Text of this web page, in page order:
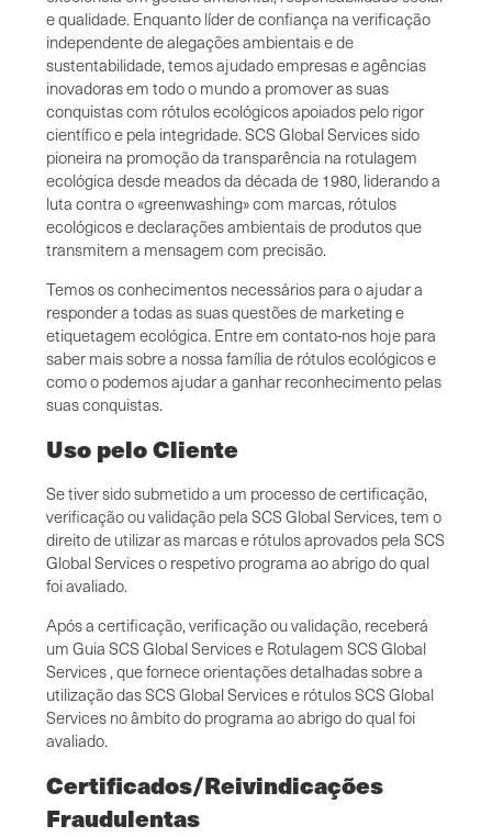
e qualidade. Enquanto líder de confiança na verificação
independente de alegações ambientais e de
sustentabilidade, temos ajudado empresas e agências
inovadoras em todo o mundo a promover as suas
conquistas com rótulos ecológicos apoiados pelo rigor
científico e pela integridade. SCS Global Services sido
pioneira na promoção da transparência na rotulagem
ecológica desde meados da década de 1980, liderando a
luta contra o «greenwashing» com marcas, rótulos
ecológicos e declarações ambientais de produtos que
transmitem a mensagem com precisão.
Temos os conhecimentos necessários para o ajudar a
responder a todas as suas questões de marketing e
etiquetagem ecológica. Entre em contato-nos hoje para
saber mais sobre a nossa família de rótulos ecológicos e
como o podemos ajudar a ganhar reconhecimento pelas
suas conquistas.
Uso pelo Cliente
Se tiver sido submetido a um processo de certificação,
verificação ou validação pela SCS Global Services, tem o
direito de utilizar as marcas e rótulos aprovados pela SCS
Global Services o respetivo programa ao abrigo do qual
foi avaliado.
Após a certificação, verificação ou validação, receberá
um Guia SCS Global Services e Rotulagem SCS Global
Services , que fornece orientações detalhadas sobre a
utilização das SCS Global Services e rótulos SCS Global
Services no âmbito do programa ao abrigo do qual foi
avaliado.
Certificados/Reivindicações
Fraudulentas